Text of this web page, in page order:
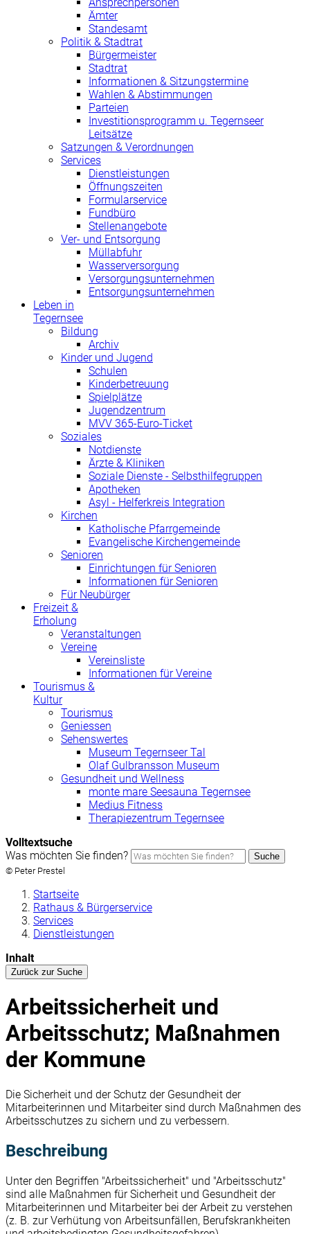
Ämter
Standesamt
Politik & Stadtrat
Bürgermeister
Stadtrat
Informationen & Sitzungstermine
Wahlen & Abstimmungen
Parteien
Investitionsprogramm u. Tegernseer
Leitsätze
Satzungen & Verordnungen
Services
Dienstleistungen
Öffnungszeiten
Formularservice
Fundbüro
Stellenangebote
Ver- und Entsorgung
Müllabfuhr
Wasserversorgung
Versorgungsunternehmen
Entsorgungsunternehmen
Leben in
Tegernsee
Bildung
Archiv
Kinder und Jugend
Schulen
Kinderbetreuung
Spielplätze
Jugendzentrum
MVV 365-Euro-Ticket
Soziales
Notdienste
Ärzte & Kliniken
Soziale Dienste - Selbsthilfegruppen
Apotheken
Asyl - Helferkreis Integration
Kirchen
Katholische Pfarrgemeinde
Evangelische Kirchengemeinde
Senioren
Einrichtungen für Senioren
Informationen für Senioren
Für Neubürger
Freizeit &
Erholung
Veranstaltungen
Vereine
Vereinsliste
Informationen für Vereine
Tourismus &
Kultur
Tourismus
Geniessen
Sehenswertes
Museum Tegernseer Tal
Olaf Gulbransson Museum
Gesundheit und Wellness
monte mare Seesauna Tegernsee
Medius Fitness
Therapiezentrum Tegernsee
Volltextsuche
Was möchten Sie finden?
Suche
© Peter Prestel
Startseite
Rathaus & Bürgerservice
Services
Dienstleistungen
Inhalt
Zurück zur Suche
Arbeitssicherheit und
Arbeitsschutz; Maßnahmen
der Kommune
Die Sicherheit und der Schutz der Gesundheit der
Mitarbeiterinnen und Mitarbeiter sind durch Maßnahmen des
Arbeitsschutzes zu sichern und zu verbessern.
Beschreibung
Unter den Begriffen "Arbeitssicherheit" und "Arbeitsschutz"
sind alle Maßnahmen für Sicherheit und Gesundheit der
Mitarbeiterinnen und Mitarbeiter bei der Arbeit zu verstehen
(z. B. zur Verhütung von Arbeitsunfällen, Berufskrankheiten